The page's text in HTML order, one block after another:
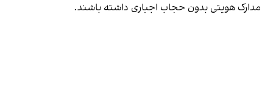
مدارک هویتی بدون حجاب اجباری داشته باشند.